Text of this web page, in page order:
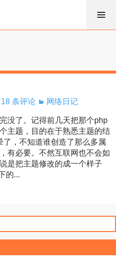
18 条评论 网络日记
了。记得前几天把那个php
主题，目的在于熟悉主题的结
，不知道谁创造了那么多属
有必要。不然互联网也不会如
是把主题修改的成一个样子
的...